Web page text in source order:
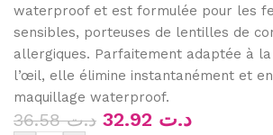
waterproof et est formulée pour les
sensibles, porteuses de lentilles de
allergiques. Parfaitement adaptée à
l’œil, elle élimine instantanément et
maquillage waterproof.
د.ت36.58 د.ت